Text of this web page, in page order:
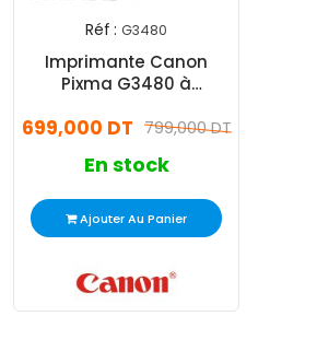
Réf : G3480
Imprimante Canon
Pixma G3480 à
Multifonction Couleur
799,000 DT
699,000 DT
En stock
Ajouter Au Panier